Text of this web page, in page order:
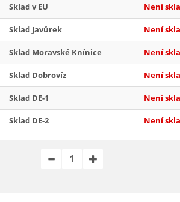
Sklad v EU Není
Sklad Javůrek Není
Sklad Moravské Knínice Není
Sklad Dobrovíz Není
Sklad DE-1 Není
Sklad DE-2 Není